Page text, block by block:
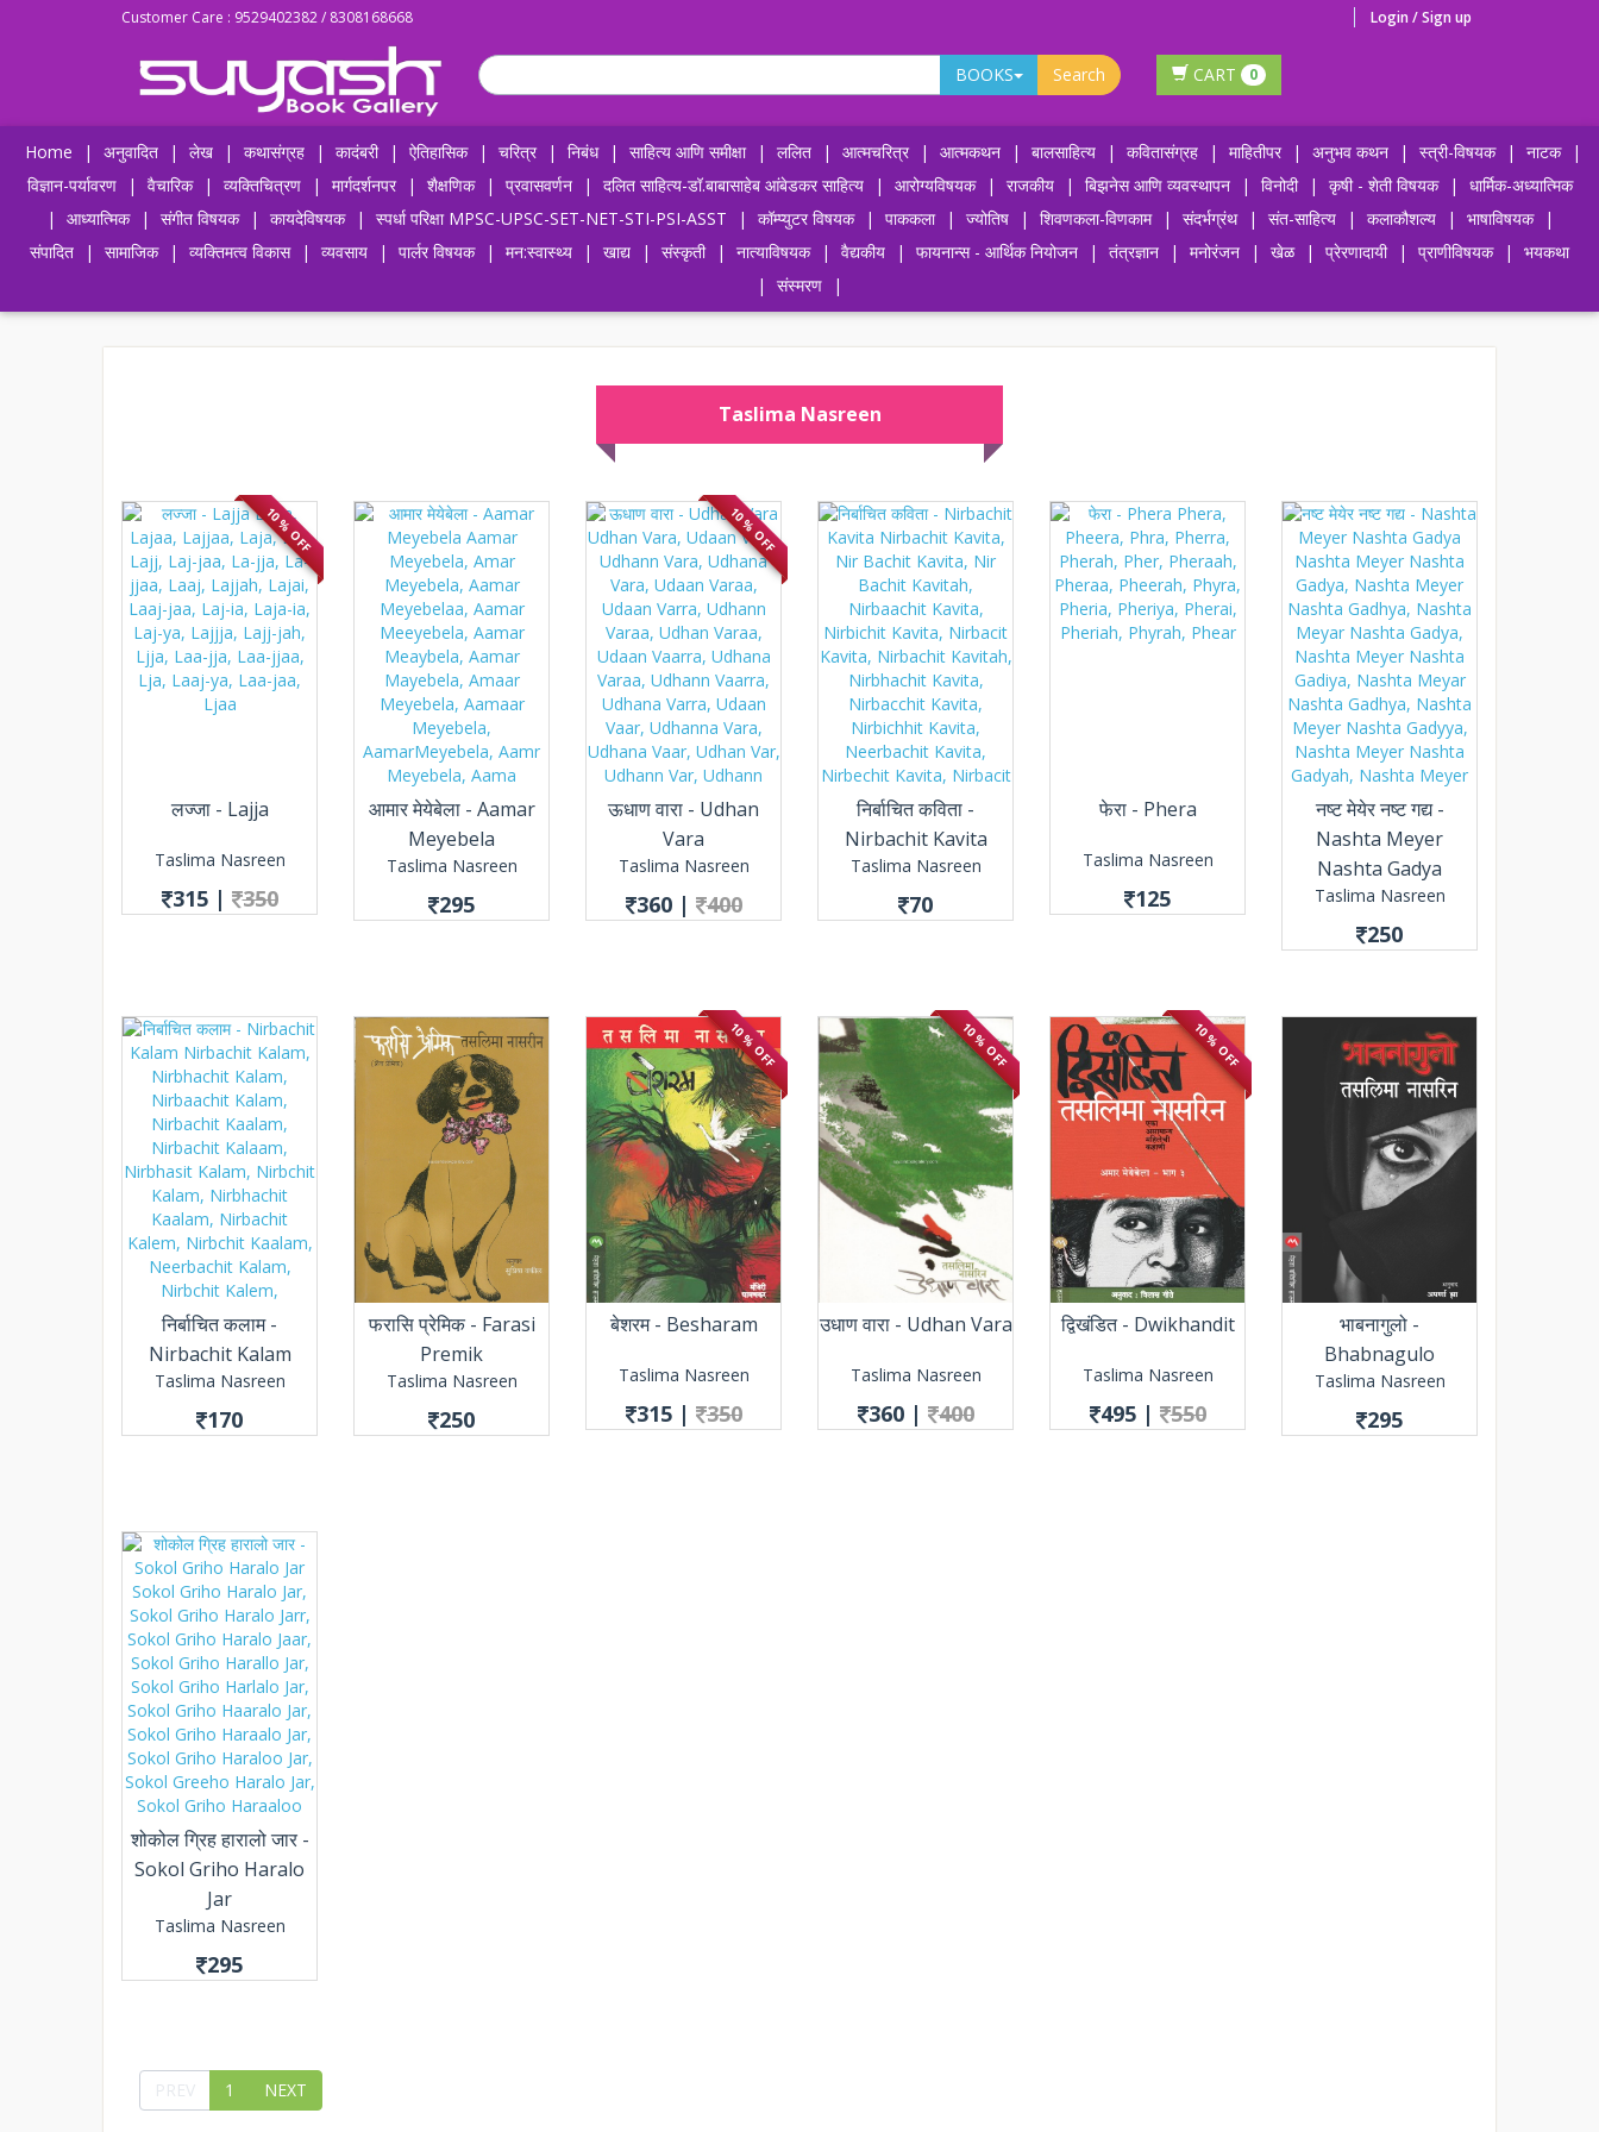
Customer Care : 9529402382 / 8308168668 Login / Sign up
BOOKS Search CART 0
Home | अनुवादित | लेख | कथासंग्रह | कादंबरी | ऐतिहासिक | चरित्र | निबंध | साहित्य आणि समीक्षा | ललित | आत्मचरित्र | आत्मकथन | बालसाहित्य | कवितासंग्रह | माहितीपर | अनुभव कथन | स्त्री-विषयक | नाटक
|
विज्ञान-पर्यावरण
| वैचारिक | व्यक्तिचित्रण | मार्गदर्शनपर | शैक्षणिक | प्रवासवर्णन | दलित साहित्य-डॉ.बाबासाहेब आंबेडकर साहित्य | आरोग्यविषयक | राजकीय | बिझनेस आणि व्यवस्थापन | विनोदी | कृषी - शेती विषयक |
धार्मिक-अध्यात्मिक
|
आध्यात्मिक | संगीत विषयक | कायदेविषयक | स्पर्धा परिक्षा MPSC-UPSC-SET-NET-STI-PSI-ASST | कॉम्प्युटर विषयक | पाककला | ज्योतिष | शिवणकला-विणकाम | संदर्भग्रंथ | संत-साहित्य | कलाकौशल्य | भाषाविषयक
|
संपादित
| सामाजिक | व्यक्तिमत्व विकास | व्यवसाय | पार्लर विषयक | मन:स्वास्थ्य | खाद्य | संस्कृती | नात्याविषयक | वैद्यकीय | फायनान्स - आर्थिक नियोजन | तंत्रज्ञान | मनोरंजन | खेळ | प्रेरणादायी | प्राणीविषयक |
भयकथा
|
संस्मरण |
Taslima Nasreen
10 % OFF
लज्जा - Lajja
Taslima Nasreen
315 | 350
आमार मेयेबेला - Aamar
Meyebela
Taslima Nasreen
295
10 % OFF
ऊधाण वारा - Udhan
Vara
Taslima Nasreen
360 | 400
निर्बाचित कविता -
Nirbachit Kavita
Taslima Nasreen
70
फेरा - Phera
Taslima Nasreen
125
नष्ट मेयेर नष्ट गद्य -
Nashta Meyer
Nashta Gadya
Taslima Nasreen
250
निर्बाचित कलाम -
Nirbachit Kalam
Taslima Nasreen
170
फरासि प्रेमिक - Farasi
Premik
Taslima Nasreen
250
10 % OFF
बेशरम - Besharam
Taslima Nasreen
315 | 350
10 % OFF
उधाण वारा - Udhan Vara
Taslima Nasreen
360 | 400
10 % OFF
द्विखंडित - Dwikhandit
Taslima Nasreen
495 | 550
भाबनागुलो -
Bhabnagulo
Taslima Nasreen
295
शोकोल ग्रिह हारालो जार -
Sokol Griho Haralo
Jar
Taslima Nasreen
295
PREV 1 NEXT